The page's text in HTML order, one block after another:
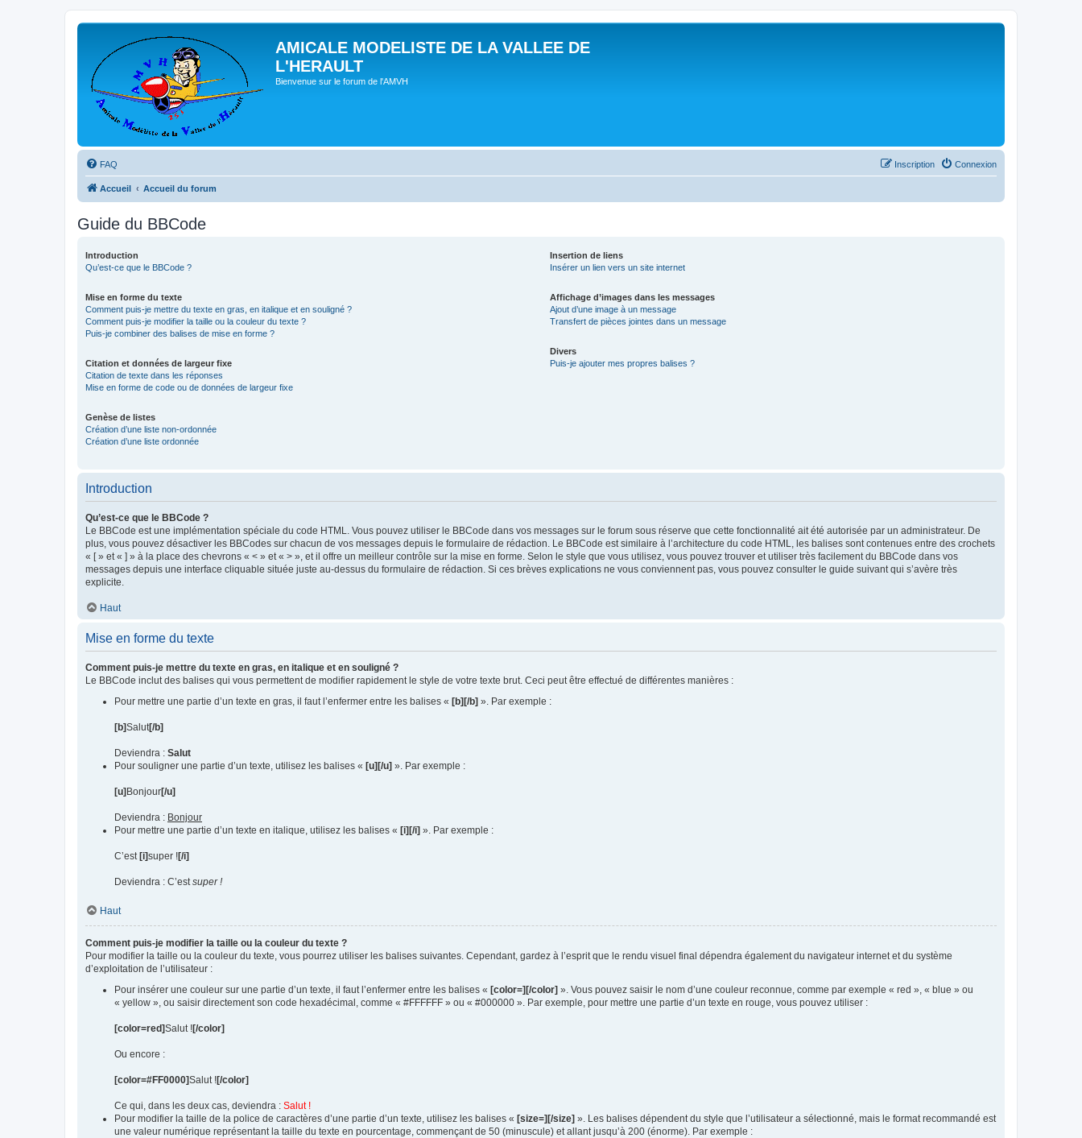
AMICALE MODELISTE DE LA VALLEE DE
L'HERAULT
Bienvenue sur le forum de l'AMVH
FAQ Connexion
Inscription
Accueil Accueil du forum
Guide du BBCode
Introduction
Qu’est-ce que le BBCode ?
Mise en forme du texte
Comment puis-je mettre du texte en gras, en italique et en souligné ?
Comment puis-je modifier la taille ou la couleur du texte ?
Puis-je combiner des balises de mise en forme ?
Citation et données de largeur fixe
Citation de texte dans les réponses
Mise en forme de code ou de données de largeur fixe
Genèse de listes
Création d’une liste non-ordonnée
Création d’une liste ordonnée
Insertion de liens
Insérer un lien vers un site internet
Affichage d’images dans les messages
Ajout d’une image à un message
Transfert de pièces jointes dans un message
Divers
Puis-je ajouter mes propres balises ?
Introduction
Qu’est-ce que le BBCode ?
Le BBCode est une implémentation spéciale du code HTML. Vous pouvez utiliser le BBCode dans vos messages sur le forum sous réserve que cette fonctionnalité ait été autorisée par un administrateur. De
plus, vous pouvez désactiver les BBCodes sur chacun de vos messages depuis le formulaire de rédaction. Le BBCode est similaire à l’architecture du code HTML, les balises sont contenues entre des crochets
« [ » et « ] » à la place des chevrons « < » et « > », et il offre un meilleur contrôle sur la mise en forme. Selon le style que vous utilisez, vous pouvez trouver et utiliser très facilement du BBCode dans vos
messages depuis une interface cliquable située juste au-dessus du formulaire de rédaction. Si ces brèves explications ne vous conviennent pas, vous pouvez consulter le guide suivant qui s’avère très
explicite.
Haut
Mise en forme du texte
Comment puis-je mettre du texte en gras, en italique et en souligné ?
Le BBCode inclut des balises qui vous permettent de modifier rapidement le style de votre texte brut. Ceci peut être effectué de différentes manières :
Pour mettre une partie d’un texte en gras, il faut l’enfermer entre les balises « [b][/b] ». Par exemple :
[b]Salut[/b]
Deviendra : Salut
Pour souligner une partie d’un texte, utilisez les balises « [u][/u] ». Par exemple :
[u]Bonjour[/u]
Deviendra : Bonjour
Pour mettre une partie d’un texte en italique, utilisez les balises « [i][/i] ». Par exemple :
C’est [i]super ![/i]
Deviendra : C’est super !
Haut
Comment puis-je modifier la taille ou la couleur du texte ?
Pour modifier la taille ou la couleur du texte, vous pourrez utiliser les balises suivantes. Cependant, gardez à l’esprit que le rendu visuel final dépendra également du navigateur internet et du système
d’exploitation de l’utilisateur :
Pour insérer une couleur sur une partie d’un texte, il faut l’enfermer entre les balises « [color=][/color] ». Vous pouvez saisir le nom d’une couleur reconnue, comme par exemple « red », « blue » ou
« yellow », ou saisir directement son code hexadécimal, comme « #FFFFFF » ou « #000000 ». Par exemple, pour mettre une partie d’un texte en rouge, vous pouvez utiliser :
[color=red]Salut ![/color]
Ou encore :
[color=#FF0000]Salut ![/color]
Ce qui, dans les deux cas, deviendra : Salut !
Pour modifier la taille de la police de caractères d’une partie d’un texte, utilisez les balises « [size=][/size] ». Les balises dépendent du style que l’utilisateur a sélectionné, mais le format recommandé est
une valeur numérique représentant la taille du texte en pourcentage, commençant de 50 (minuscule) et allant jusqu’à 200 (énorme). Par exemple :